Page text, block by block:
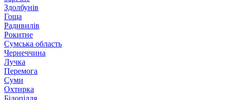
Здолбунів
Гоща
Радивилів
Рокитне
Сумська область
Чернеччина
Лучка
Перемога
Суми
Охтирка
Білопілля